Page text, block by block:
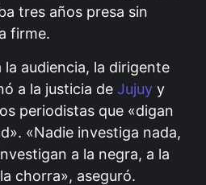
tres años presa sin
firme.
la audiencia, la dirigente
a la justicia de Jujuyy
periodistas que «digan
«Nadie investiga nada,
a la negra, a la
chorra», aseguró.